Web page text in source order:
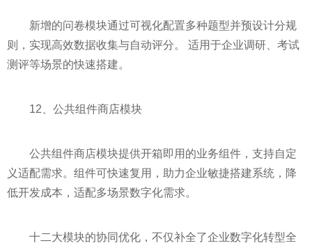
新增的问卷模块通过可视化配置多种题型并预设计分规
则，实现高效数据收集与自动评分。 适用于企业调研、考试
测评等场景的快速搭建。
12、公共组件商店模块
公共组件商店模块提供开箱即用的业务组件，支持自定
义适配需求。组件可快速复用，助力企业敏捷搭建系统，降
低开发成本，适配多场景数字化需求。
十二大模块的协同优化，不仅补全了企业数字化转型全